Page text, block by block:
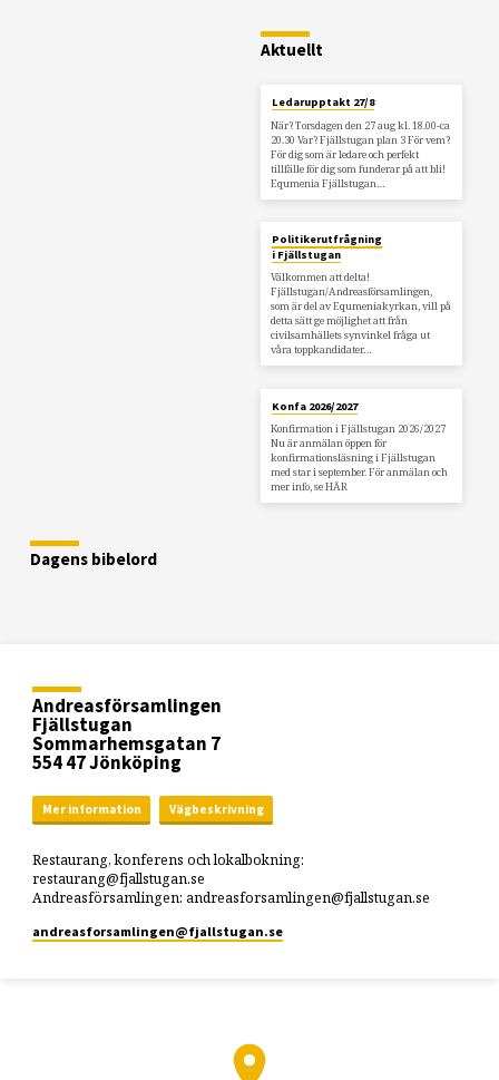
Aktuellt
Ledarupptakt 27/8
När? Torsdagen den 27 aug kl. 18.00-ca
20.30 Var? Fjällstugan plan 3 För vem?
För dig som är ledare och perfekt
tillfälle för dig som funderar på att bli!
Equmenia Fjällstugan…
Politikerutfrågning
i Fjällstugan
Välkommen att delta!
Fjällstugan/Andreasförsamlingen,
som är del av Equmeniakyrkan, vill på
detta sätt ge möjlighet att från
civilsamhällets synvinkel fråga ut
våra toppkandidater…
Konfa 2026/2027
Konfirmation i Fjällstugan 2026/2027
Nu är anmälan öppen för
konfirmationsläsning i Fjällstugan
med star i september. För anmälan och
mer info, se HÄR
Dagens bibelord
Andreasförsamlingen
Fjällstugan
Sommarhemsgatan 7
554 47 Jönköping
Mer information Vägbeskrivning
Restaurang, konferens och lokalbokning:
restaurang@fjallstugan.se
Andreasförsamlingen: andreasforsamlingen@fjallstugan.se
andreasforsamlingen​@fjallstugan.se